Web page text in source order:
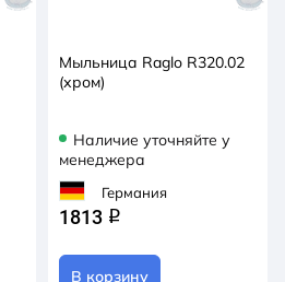
Мыльница Raglo R320.02
(хром)
Наличие уточняйте у
менеджера
Германия
1813 q
В корзину